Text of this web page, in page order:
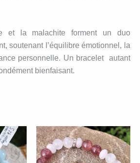
et la malachite forment un duo
soutenant l’équilibre émotionnel, la
personnelle. Un bracelet autant
bienfaisant.